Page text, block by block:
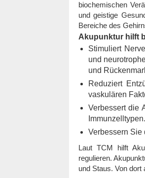
biochemischen
und geistige
Bereiche des
Akupunktur hilft
Stimuliert
und
und
Reduziert
vaskulären
Verbessert die
Immunzelltypen.
Verbessern Sie
Laut TCM hilft
regulieren.
und Staus. Von